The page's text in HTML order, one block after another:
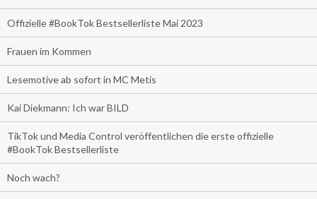
Offizielle #BookTok Bestsellerliste Mai 2023
Frauen im Kommen
Lesemotive ab sofort in MC Metis
Kai Diekmann: Ich war BILD
TikTok und Media Control veröffentlichen die erste offizielle
#BookTok Bestsellerliste
Noch wach?